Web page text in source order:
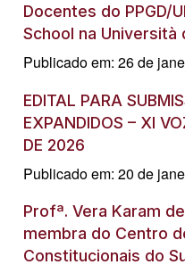
Docentes do PPGD/
School na Università
Publicado em: 26 de
EDITAL PARA
EXPANDIDOS – XI
DE 2026
Publicado em: 20 de
Profª. Vera Karam
membra do Centro
Constitucionais do